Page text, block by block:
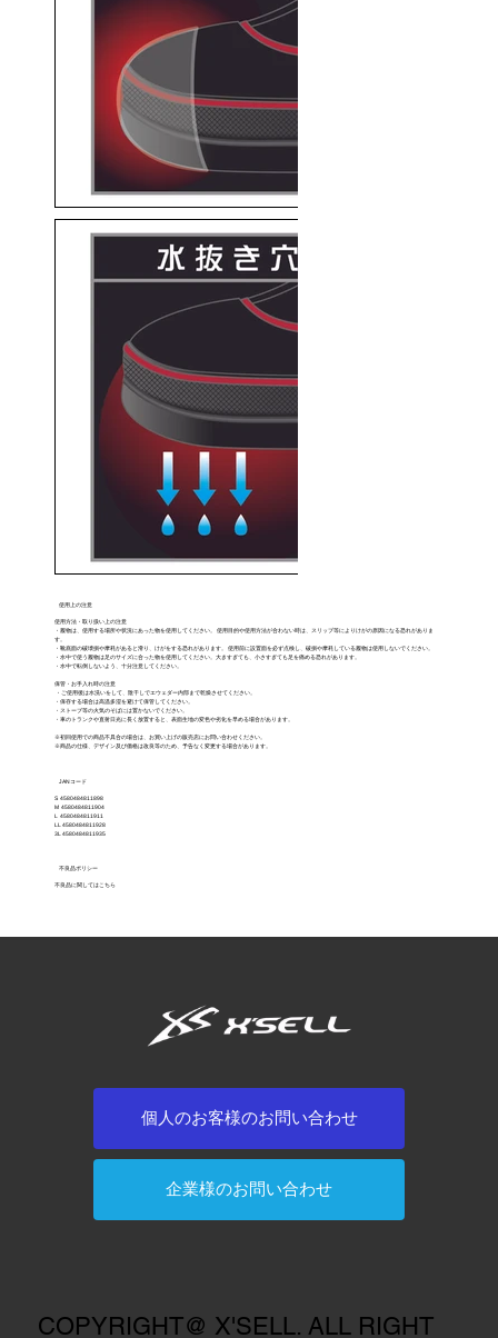
使用上の注意
使用方法・取り扱い上の注意
・履物は、使用する場所や状況にあった物を使用してください。 使用目的や使用方法が合わない時は、スリップ等によりけがの原因になる恐れがありま
す。
・靴底面の破壊損や摩耗があると滑り、けがをする恐れがあります。 使用前に設置面を必ず点検し、破損や摩耗している履物は使用しないでください。
・水中で使う履物は足のサイズに合った物を使用してください。大きすぎても、小さすぎても足を痛める恐れがあります。
・水中で転倒しないよう、十分注意してください。
保管・お手入れ時の注意
・ご使用後は水洗いをして、陰干しでエウェダー内部まで乾燥させてください。
・保存する場合は高温多湿を避けて保管してください。
・ストーブ等の火気のそばには置かないでください。
・車のトランクや直射日光に長く放置すると、表面生地の変色や劣化を早める場合があります。
※初回使用での商品不具合の場合は、お買い上げの販売店にお問い合わせください。
※商品の仕様、デザイン及び価格は改良等のため、予告なく変更する場合があります。
JANコード
S 4580484811898
M 4580484811904
L 4580484811911
LL 4580484811928
3L 4580484811935
不良品ポリシー
不良品に関してはこちら
COPYRIGHT@ X'SELL. ALL RIGHT
個人のお客様のお問い合わせ
企業様のお問い合わせ